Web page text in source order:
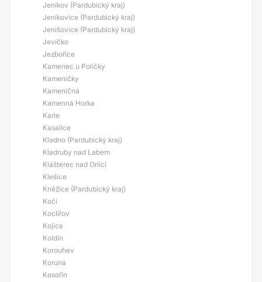
Jeníkov (Pardubický kraj)
Jeníkovice (Pardubický kraj)
Jenišovice (Pardubický kraj)
Jevíčko
Jezbořice
Kamenec u Poličky
Kameničky
Kameničná
Kamenná Horka
Karle
Kasalice
Kladno (Pardubický kraj)
Kladruby nad Labem
Klášterec nad Orlicí
Klešice
Kněžice (Pardubický kraj)
Kočí
Koclířov
Kojice
Koldín
Korouhev
Koruna
Kosořín